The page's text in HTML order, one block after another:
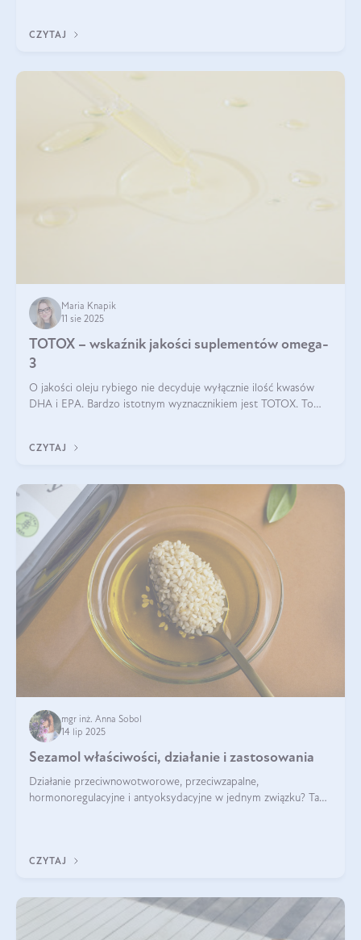
CZYTAJ
Maria Knapik
11 sie 2025
TOTOX – wskaźnik jakości suplementów omega-
3
O jakości oleju rybiego nie decyduje wyłącznie ilość kwasów
DHA i EPA. Bardzo istotnym wyznacznikiem jest TOTOX. To
CZYTAJ
mgr inż. Anna Sobol
14 lip 2025
Sezamol właściwości, działanie i zastosowania
Działanie przeciwnowotworowe, przeciwzapalne,
hormonoregulacyjne i antyoksydacyjne w jednym związku? Tak
CZYTAJ